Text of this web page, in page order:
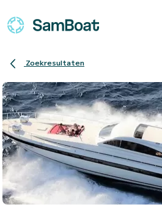
Zoekresultaten